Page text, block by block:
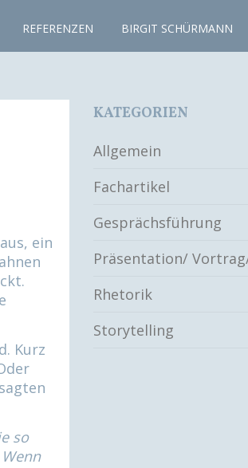
REFERENZEN BIRGIT SCHÜRMANN
ein
Kurz
so
KATEGORIEN
Allgemein
Fachartikel
Gesprächsführung
Präsentation/
Rhetorik
Storytelling